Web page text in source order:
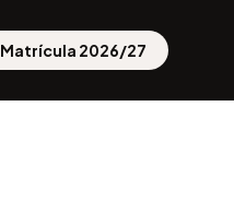
Matrícula 2026/27